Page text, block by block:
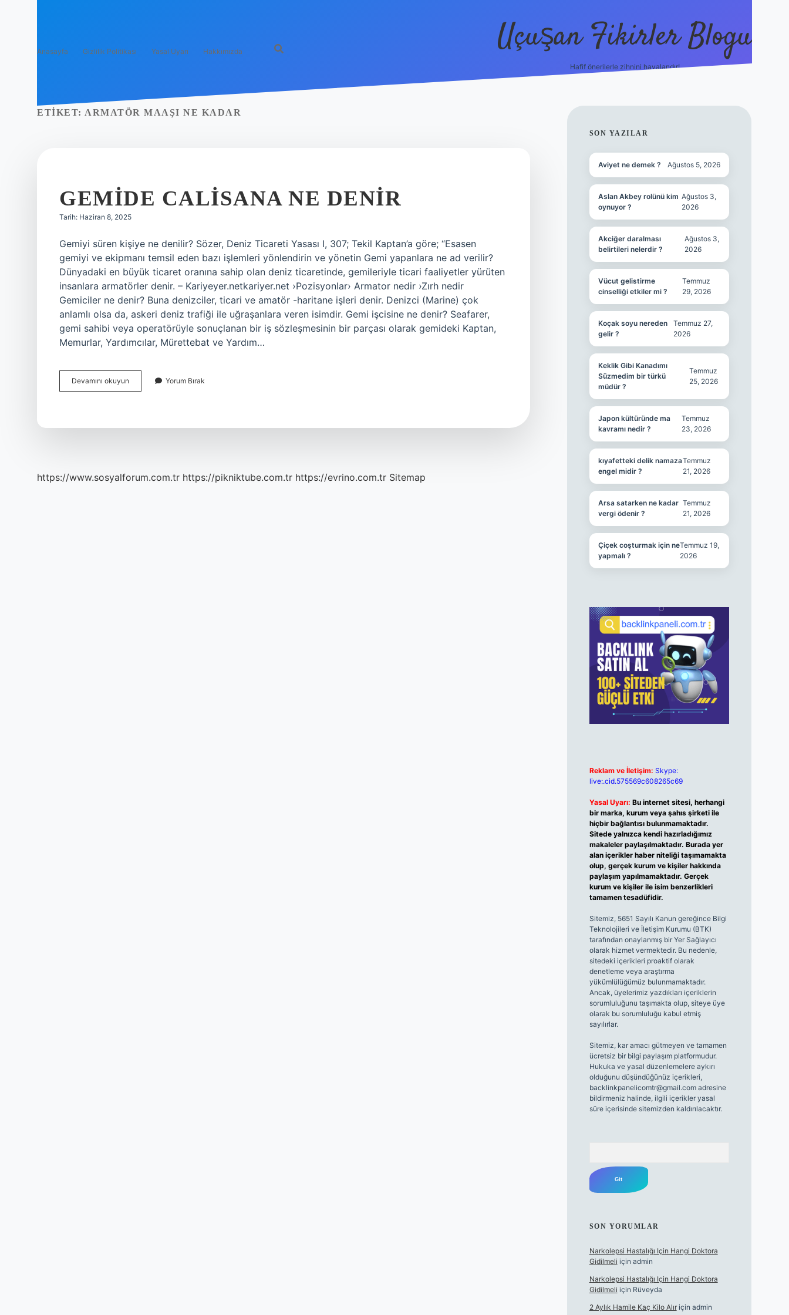
Anasayfa Gizlilik Politikası Yasal Uyarı Hakkımızda Uçuşan Fikirler Blogu
Hafif önerilerle zihnini havalandır!
ETIKET: ARMATÖR MAAŞI NE KADAR
GEMIDE CALISANA NE DENIR
Tarih: Haziran 8, 2025
Gemiyi süren kişiye ne denilir? Sözer, Deniz Ticareti Yasası I, 307; Tekil Kaptan’a göre; “Esasen
gemiyi ve ekipmanı temsil eden bazı işlemleri yönlendirin ve yönetin Gemi yapanlara ne ad verilir?
Dünyadaki en büyük ticaret oranına sahip olan deniz ticaretinde, gemileriyle ticari faaliyetler yürüten
insanlara armatörler denir. – Kariyeyer.netkariyer.net ›Pozisyonlar› Armator nedir ›Zırh nedir
Gemiciler ne denir? Buna denizciler, ticari ve amatör -haritane işleri denir. Denizci (Marine) çok
anlamlı olsa da, askeri deniz trafiği ile uğraşanlara veren isimdir. Gemi işcisine ne denir? Seafarer,
gemi sahibi veya operatörüyle sonuçlanan bir iş sözleşmesinin bir parçası olarak gemideki Kaptan,
Memurlar, Yardımcılar, Mürettebat ve Yardım…
Devamını okuyun
Calisana
Yorum Bırak
https://www.sosyalforum.com.tr https://pikniktube.com.tr https://evrino.com.tr Sitemap
SIDEBAR
SON YAZILAR
Aviyet ne demek ? Ağustos 5, 2026
Aslan Akbey rolünü kim
oynuyor ?
Ağustos 3,
2026
Akciğer daralması
belirtileri nelerdir ?
Ağustos 3,
2026
Vücut gelistirme
cinselliği etkiler mi ?
Temmuz
29, 2026
Koçak soyu nereden
gelir ?
Temmuz 27,
2026
Keklik Gibi Kanadımı
Süzmedim bir türkü
müdür ?
Temmuz
25, 2026
Japon kültüründe ma
kavramı nedir ?
Temmuz
23, 2026
kıyafetteki delik namaza
engel midir ?
Temmuz
21, 2026
Arsa satarken ne kadar
vergi ödenir ?
Temmuz
21, 2026
Çiçek coşturmak için ne
yapmalı ?
Temmuz 19,
2026
Reklam ve İletişim: Skype:
live:.cid.575569c608265c69
Yasal Uyarı: Bu internet sitesi, herhangi
bir marka, kurum veya şahıs şirketi ile
hiçbir bağlantısı bulunmamaktadır.
Sitede yalnızca kendi hazırladığımız
makaleler paylaşılmaktadır. Burada yer
alan içerikler haber niteliği taşımamakta
olup, gerçek kurum ve kişiler hakkında
paylaşım yapılmamaktadır. Gerçek
kurum ve kişiler ile isim benzerlikleri
tamamen tesadüfidir.
Sitemiz, 5651 Sayılı Kanun gereğince Bilgi
Teknolojileri ve İletişim Kurumu (BTK)
tarafından onaylanmış bir Yer Sağlayıcı
olarak hizmet vermektedir. Bu nedenle,
sitedeki içerikleri proaktif olarak
denetleme veya araştırma
yükümlülüğümüz bulunmamaktadır.
Ancak, üyelerimiz yazdıkları içeriklerin
sorumluluğunu taşımakta olup, siteye üye
olarak bu sorumluluğu kabul etmiş
sayılırlar.
Sitemiz, kar amacı gütmeyen ve tamamen
ücretsiz bir bilgi paylaşım platformudur.
Hukuka ve yasal düzenlemelere aykırı
olduğunu düşündüğünüz içerikleri,
backlinkpanelicomtr@gmail.comadresine
bildirmeniz halinde, ilgili içerikler yasal
süre içerisinde sitemizden kaldırılacaktır.
SON YORUMLAR
Narkolepsi Hastalığı Için Hangi Doktora
Gidilmeli için admin
Narkolepsi Hastalığı Için Hangi Doktora
Gidilmeli için Rüveyda
2 Aylık Hamile Kaç Kilo Alıriçin admin
hiltonbet güncel giriş